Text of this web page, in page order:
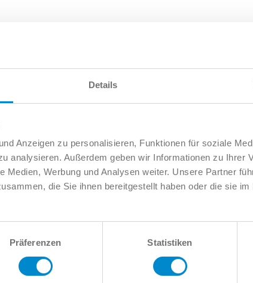
Details
Anzeigen zu personalisieren, Funktionen für soziale
analysieren. Außerdem geben wir Informationen zu Ihrer
Medien, Werbung und Analysen weiter. Unsere Partner
die Sie ihnen bereitgestellt haben oder die sie
Präferenzen Statistiken
Audi S1 Audi S5 Audi S6